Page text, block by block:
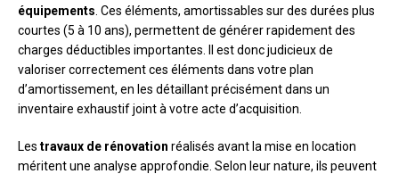
équipements . Ces éléments, amortissables sur des durées plus
courtes (5 à 10 ans), permettent de générer rapidement des
charges déductibles importantes. Il est donc judicieux de
valoriser correctement ces éléments dans votre plan
d’amortissement, en les détaillant précisément dans un
inventaire exhaustif joint à votre acte d’acquisition.
Les travaux de rénovation réalisés avant la mise en location
méritent une analyse approfondie. Selon leur nature, ils peuvent